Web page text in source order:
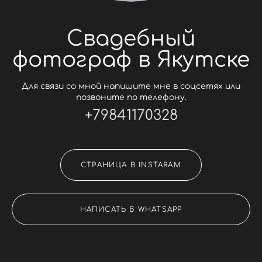
Свадебный
фотограф в Якутске
Для связи со мной напишите мне в соцсетях или
позвоните по телефону.
+79841170328
СТРАНИЦА В INSTARAM
НАПИСАТЬ В WHATSAPP